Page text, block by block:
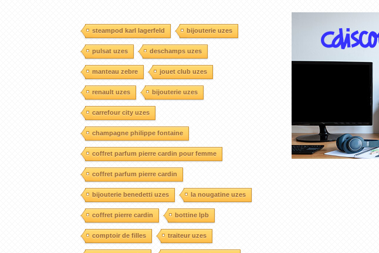
steampod karl lagerfeld bijouterie uzes
pulsat uzes deschamps uzes
manteau zebre jouet club uzes
renault uzes bijouterie uzes
carrefour city uzes
champagne philippe fontaine
coffret parfum pierre cardin pour femme
coffret parfum pierre cardin
bijouterie benedetti uzes la nougatine uzes
coffret pierre cardin bottine lpb
comptoir de filles traiteur uzes